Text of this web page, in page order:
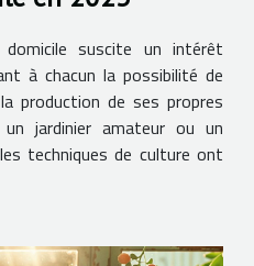
suscite un intérêt
à chacun la possibilité de
production de ses propres
jardinier amateur ou un
techniques de culture ont